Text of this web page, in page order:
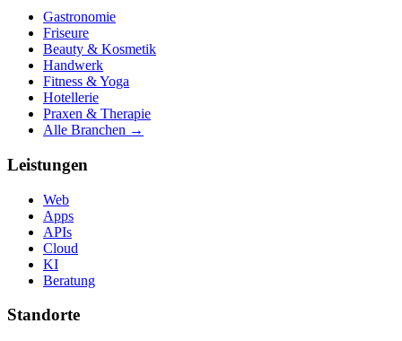
Gastronomie
Friseure
Beauty & Kosmetik
Handwerk
Fitness & Yoga
Hotellerie
Praxen & Therapie
Alle Branchen →
Leistungen
Web
Apps
APIs
Cloud
KI
Beratung
Standorte